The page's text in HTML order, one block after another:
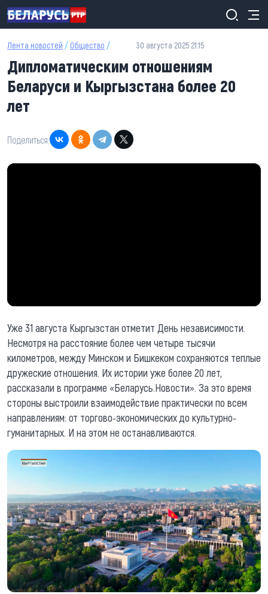
Перейти к основному содержанию
Лента новостей / Общество / 30 августа 2025 21:15
Дипломатическим отношениям
Беларуси и Кыргызстана более 20
лет
Поделиться:
Уже 31 августа Кыргызстан отметит День независимости.
Несмотря на расстояние более чем четыре тысячи
километров, между Минском и Бишкеком сохраняются теплые
дружеские отношения. Их истории уже более 20 лет,
рассказали в программе «Беларусь.Новости». За это время
стороны выстроили взаимодействие практически по всем
направлениям: от торгово-экономических до культурно-
гуманитарных. И на этом не останавливаются.